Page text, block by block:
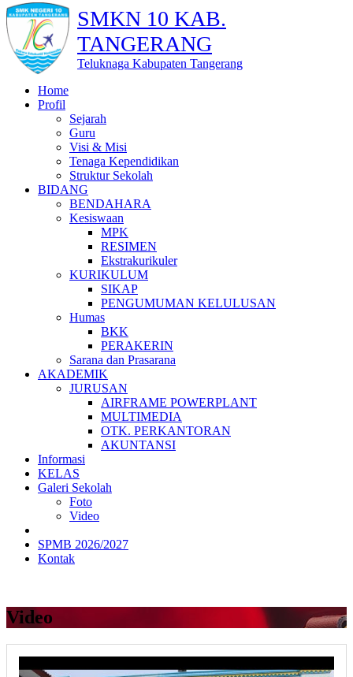
SMKN 10 KAB.
TANGERANG
Teluknaga Kabupaten Tangerang
Home
Profil
Sejarah
Guru
Visi & Misi
Tenaga Kependidikan
Struktur Sekolah
BIDANG
BENDAHARA
Kesiswaan
MPK
RESIMEN
Ekstrakurikuler
KURIKULUM
SIKAP
PENGUMUMAN KELULUSAN
Humas
BKK
PERAKERIN
Sarana dan Prasarana
AKADEMIK
JURUSAN
AIRFRAME POWERPLANT
MULTIMEDIA
OTK. PERKANTORAN
AKUNTANSI
Informasi
KELAS
Galeri Sekolah
Foto
Video
SPMB 2026/2027
Kontak
Video